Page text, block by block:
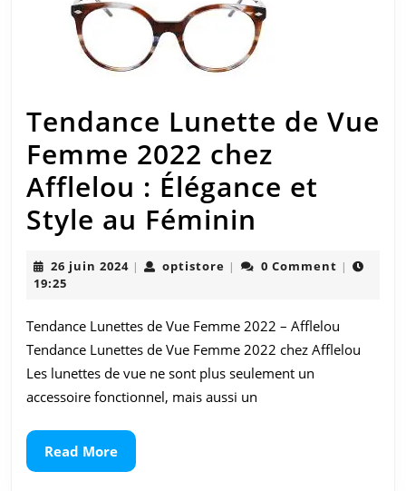
Tendance Lunette de Vue
Femme 2022 chez
Afflelou : Élégance et
Style au Féminin
Lunette
Vue
Femme
2022
chez
26 juin 202426| optistore optistore
| 0 Comment |
19:25
Tendance Lunettes de Vue Femme 2022 – Afflelou
Tendance Lunettes de Vue Femme 2022 chez Afflelou
Les lunettes de vue ne sont plus seulement un
accessoire fonctionnel, mais aussi un
Read MoreRead
More